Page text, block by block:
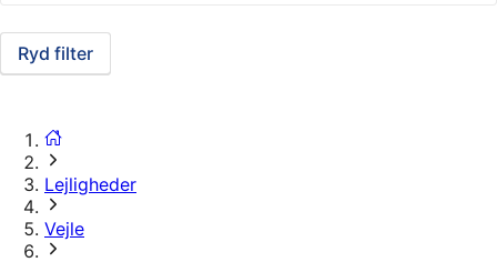
Ryd filter
Lejligheder
Vejle